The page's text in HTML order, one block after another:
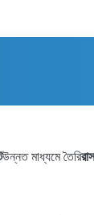
উন্নত মাধ্যমে তৈরি